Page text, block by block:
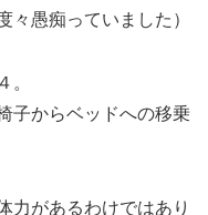
々愚痴っていました）
。
子からベッドへの移乗
力があるわけではあり